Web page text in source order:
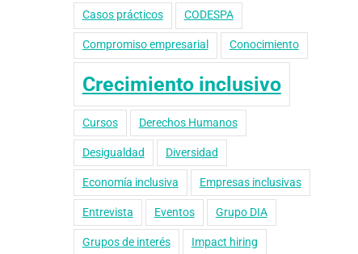
Casos prácticos CODESPA
Compromiso empresarial Conocimiento
Crecimiento inclusivo
Cursos Derechos Humanos
Desigualdad Diversidad
Economía inclusiva Empresas inclusivas
Entrevista Eventos Grupo DIA
Grupos de interés Impact hiring